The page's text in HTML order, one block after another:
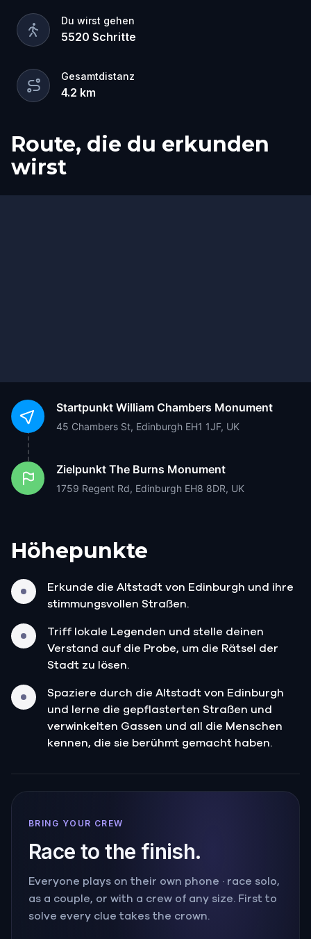
Du wirst gehen
5520 Schritte
Gesamtdistanz
4.2 km
Route, die du erkunden
wirst
Start
Ziel
Startpunkt William Chambers Monument
45 Chambers St, Edinburgh EH1 1JF, UK
Zielpunkt The Burns Monument
1759 Regent Rd, Edinburgh EH8 8DR, UK
Höhepunkte
Erkunde die Altstadt von Edinburgh und ihre
stimmungsvollen Straßen.
Triff lokale Legenden und stelle deinen
Verstand auf die Probe, um die Rätsel der
Stadt zu lösen.
Spaziere durch die Altstadt von Edinburgh
und lerne die gepflasterten Straßen und
verwinkelten Gassen und all die Menschen
kennen, die sie berühmt gemacht haben.
BRING YOUR CREW
Race to the finish.
Everyone plays on their own phone · race solo,
as a couple, or with a crew of any size. First to
solve every clue takes the crown.